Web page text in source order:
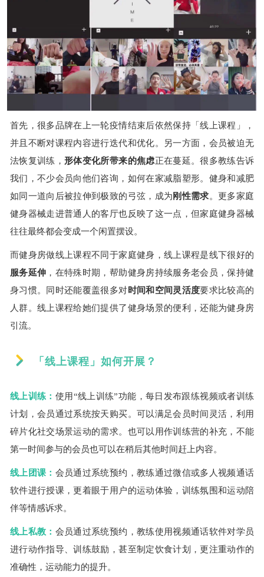
首先，很多品牌在上一轮疫情结束后依然保持「线上课程」，
并且不断对课程内容进行迭代和优化。另一方面，会员被迫无
法恢复训练，形体变化所带来的焦虑正在蔓延。很多教练告诉
我们，不少会员向他们咨询，如何在家减脂塑形。健身和减肥
如同一道向后被拉伸到极致的弓弦，成为 刚性需求。更多家庭
健身器械走进普通人的客厅也反映了这一点，但家庭健身器械
往往最终都会变成一个闲置摆设。
而健身房做线上课程不同于家庭健身，线上课程是线下很好的
服务延伸 ，在特殊时期，帮助健身房持续服务老会员，保持健
身习惯。同时还能覆盖很多对 时间和空间灵活度要求比较高的
人群。线上课程给她们提供了健身场景的便利，还能为健身房
引流。
「线上课程」如何开展？
线上训练： 使用“线上训练”功能，每日发布跟练视频或者训练
计划，会员通过系统按天购买。可以满足会员时间灵活，利用
碎片化社交场景运动的需求。也可以用作训练营的补充，不能
第一时间参与的会员也可以在稍后其他时间赶上内容。
线上团课： 会员通过系统预约，教练通过微信或多人视频通话
软件进行授课，更着眼于用户的运动体验，训练氛围和运动陪
伴等情感诉求。
线上私教： 会员通过系统预约，教练使用视频通话软件对学员
进行动作指导、训练鼓励，甚至制定饮食计划，更注重动作的
准确性，运动能力的提升。